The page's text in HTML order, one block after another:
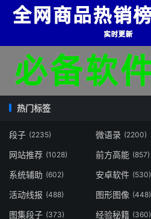
热门标签
段子 (2235) 微语录 (2200)
网站推荐 (1028) 前方高能 (857)
系统辅助 (602) 安卓软件 (530)
活动线报 (488) 图形图像 (448)
图集段子 (373) 经验秘籍 (360)